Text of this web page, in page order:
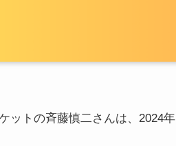
ットの斉藤慎二さんは、2024